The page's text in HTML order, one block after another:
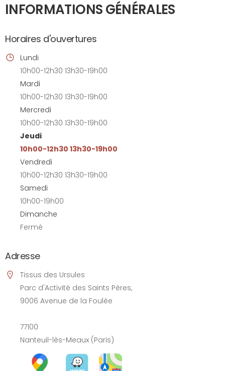
INFORMATIONS GÉNÉRALES
Horaires d'ouvertures
Lundi
10h00-12h30 13h30-19h00
Mardi
10h00-12h30 13h30-19h00
Mercredi
10h00-12h30 13h30-19h00
Jeudi
10h00-12h30 13h30-19h00
Vendredi
10h00-12h30 13h30-19h00
Samedi
10h00-19h00
Dimanche
Fermé
Adresse
Tissus des Ursules
Parc d'Activité des Saints Pères,
9006 Avenue de la Foulée
77100
Nanteuil-lès-Meaux (Paris)